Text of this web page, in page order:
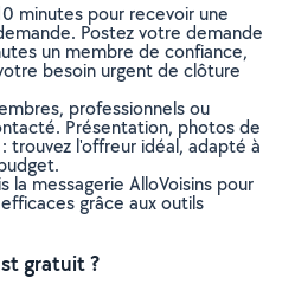
minutes pour recevoir une
Postez votre demande
un membre de confiance,
besoin urgent de clôture
professionnels ou
Présentation, photos de
trouvez l'offreur idéal, adapté à
la messagerie AlloVoisins pour
grâce aux outils
gratuit ?